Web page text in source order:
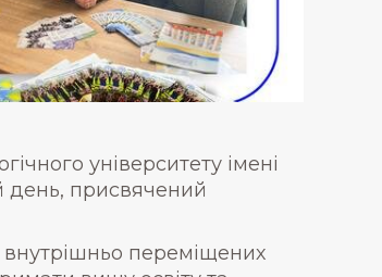
університету імені
день, присвячений
внутрішньо переміщених